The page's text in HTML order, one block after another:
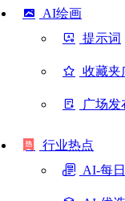
AI绘画
提示词
收藏夹
广场发
行业热点
AI-每